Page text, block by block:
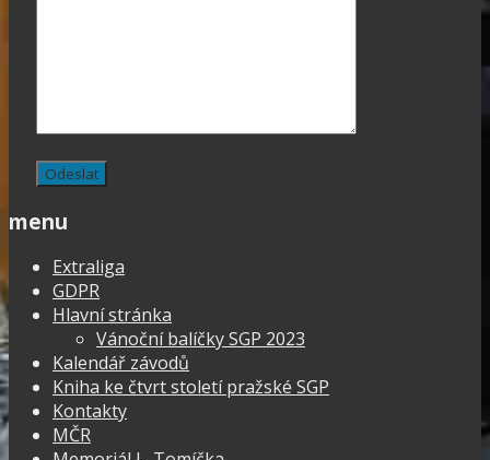
menu
Extraliga
GDPR
Hlavní stránka
Vánoční balíčky SGP 2023
Kalendář závodů
Kniha ke čtvrt století pražské SGP
Kontakty
MČR